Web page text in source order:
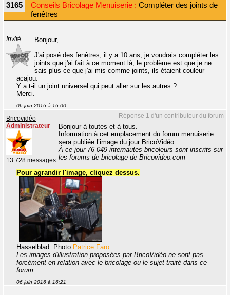
3165 Conseils Bricolage Menuiserie : Compléter des joints de
fenêtres
Invité
Bonjour,
J'ai posé des fenêtres, il y a 10 ans, je voudrais compléter les
joints que j'ai fait à ce moment là, le problème est que je ne
sais plus ce que j'ai mis comme joints, ils étaient couleur
acajou.
Y a t-il un joint universel qui peut aller sur les autres ?
Merci.
06 juin 2016 à 16:00
Réponse 1 d'un contributeur du forum
Bricovidéo
Administrateur
13 728 messages
Bonjour à toutes et à tous.
Information à cet emplacement du forum menuiserie
sera publiée l’image du jour BricoVidéo.
À ce jour 76 049 internautes bricoleurs sont inscrits sur
les forums de bricolage de Bricovideo.com
Pour agrandir l'image, cliquez dessus.
Hasselblad. Photo Patrice Faro
Les images d'illustration proposées par BricoVidéo ne sont pas
forcément en relation avec le bricolage ou le sujet traité dans ce
forum.
06 juin 2016 à 16:21